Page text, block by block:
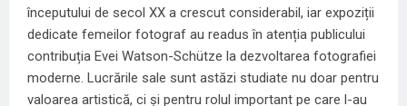
începutului de secol XX a crescut considerabil, iar expoziții
dedicate femeilor fotograf au readus în atenția publicului
contribuția Evei Watson-Schütze la dezvoltarea fotografiei
moderne. Lucrările sale sunt astăzi studiate nu doar pentru
valoarea artistică, ci și pentru rolul important pe care l-au